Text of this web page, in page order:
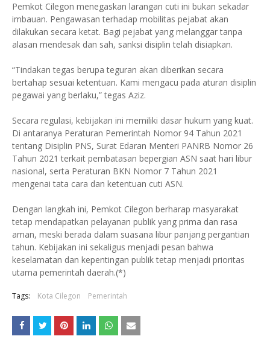
Pemkot Cilegon menegaskan larangan cuti ini bukan sekadar
imbauan. Pengawasan terhadap mobilitas pejabat akan
dilakukan secara ketat. Bagi pejabat yang melanggar tanpa
alasan mendesak dan sah, sanksi disiplin telah disiapkan.
“Tindakan tegas berupa teguran akan diberikan secara
bertahap sesuai ketentuan. Kami mengacu pada aturan disiplin
pegawai yang berlaku,” tegas Aziz.
Secara regulasi, kebijakan ini memiliki dasar hukum yang kuat.
Di antaranya Peraturan Pemerintah Nomor 94 Tahun 2021
tentang Disiplin PNS, Surat Edaran Menteri PANRB Nomor 26
Tahun 2021 terkait pembatasan bepergian ASN saat hari libur
nasional, serta Peraturan BKN Nomor 7 Tahun 2021
mengenai tata cara dan ketentuan cuti ASN.
Dengan langkah ini, Pemkot Cilegon berharap masyarakat
tetap mendapatkan pelayanan publik yang prima dan rasa
aman, meski berada dalam suasana libur panjang pergantian
tahun. Kebijakan ini sekaligus menjadi pesan bahwa
keselamatan dan kepentingan publik tetap menjadi prioritas
utama pemerintah daerah.(*)
Tags: Kota Cilegon Pemerintah